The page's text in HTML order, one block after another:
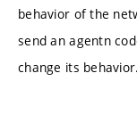
behavior of the
send an agentn
change its behavior.